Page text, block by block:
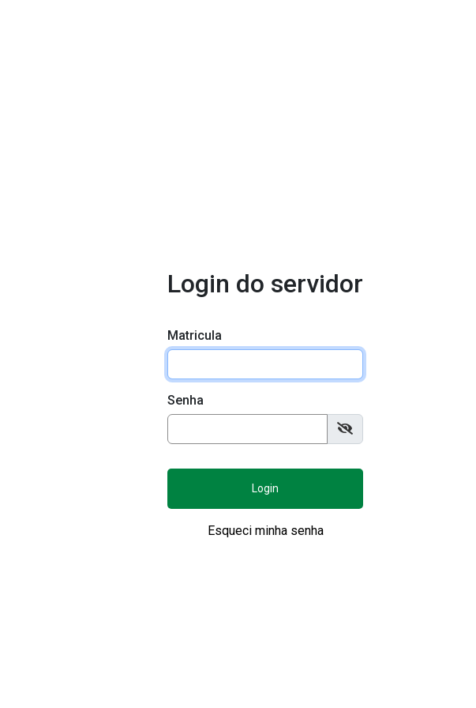
Login do servidor
Matricula
Senha
Login
Esqueci minha senha